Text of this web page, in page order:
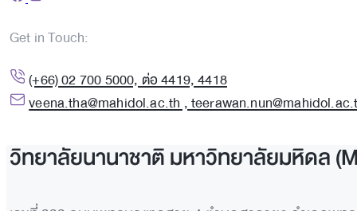
Get in Touch:
(+66) 02 700 5000, ต่อ 4419, 4418
veena.tha@mahidol.ac.th ,
วิทยาลัยนานาชาติ มหาวิทยาลัยมหิดล